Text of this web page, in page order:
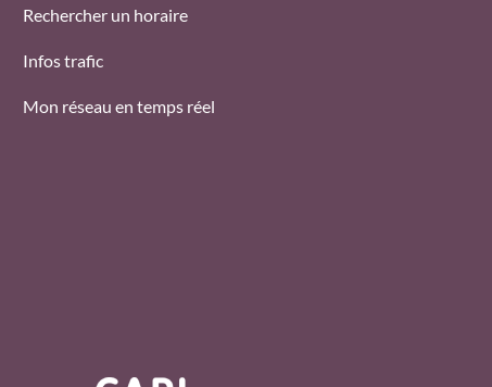
Rechercher un horaire
Infos trafic
Mon réseau en temps réel